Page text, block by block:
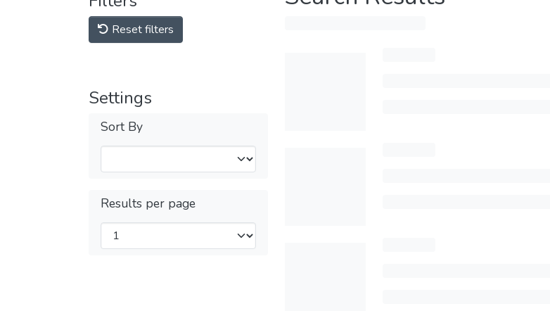
Reset filters
Settings
Sort By
Results per page